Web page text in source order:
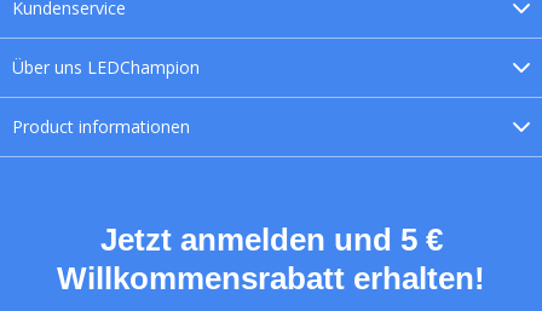
Über uns LEDChampion
Product informationen
Kundenservice
Jetzt anmelden und 5 €
Willkommensrabatt erhalten!